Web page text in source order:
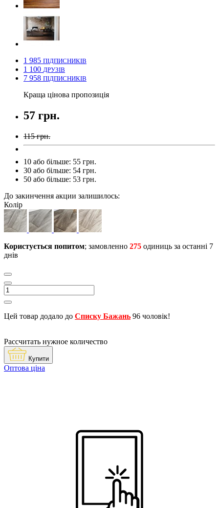
1 985 ПІДПИСНИКІВ
1 100 ДРУЗІВ
7 958 ПІДПИСНИКІВ
Краща цінова пропозиція
57 грн.
115 грн.
10 або більше: 55 грн.
30 або більше: 54 грн.
50 або більше: 53 грн.
До закинчення акции залишилось:
Колір
Користується попитом; замовленно 275 одиниць за останні 7
днів
Цей товар додало до Списку Бажань 96 чоловік!
Рассчитать нужное количество
Купити
Оптова ціна